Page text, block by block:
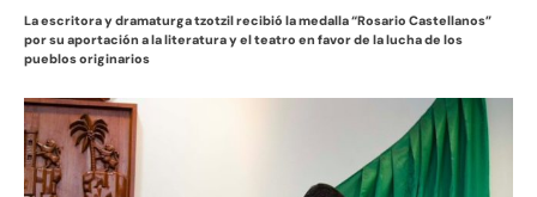
La escritora y dramaturga tzotzil recibió la medalla “Rosario Castellanos”
por su aportación a la literatura y el teatro en favor de la lucha de los
pueblos originarios